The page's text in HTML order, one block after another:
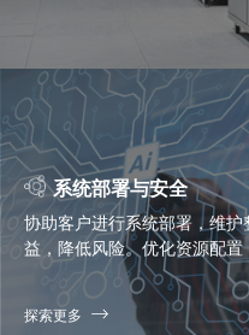
系统部署与安全
协助客户进行系统部署，维
益，降低风险。优化资源配置
探索更多